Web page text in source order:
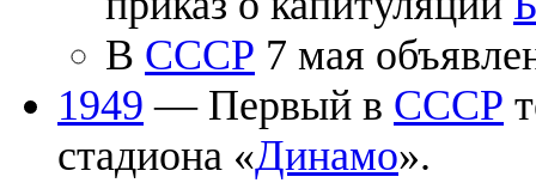
В СССР 7 мая
1949 — Первый в СССР
стадиона «Динамо».